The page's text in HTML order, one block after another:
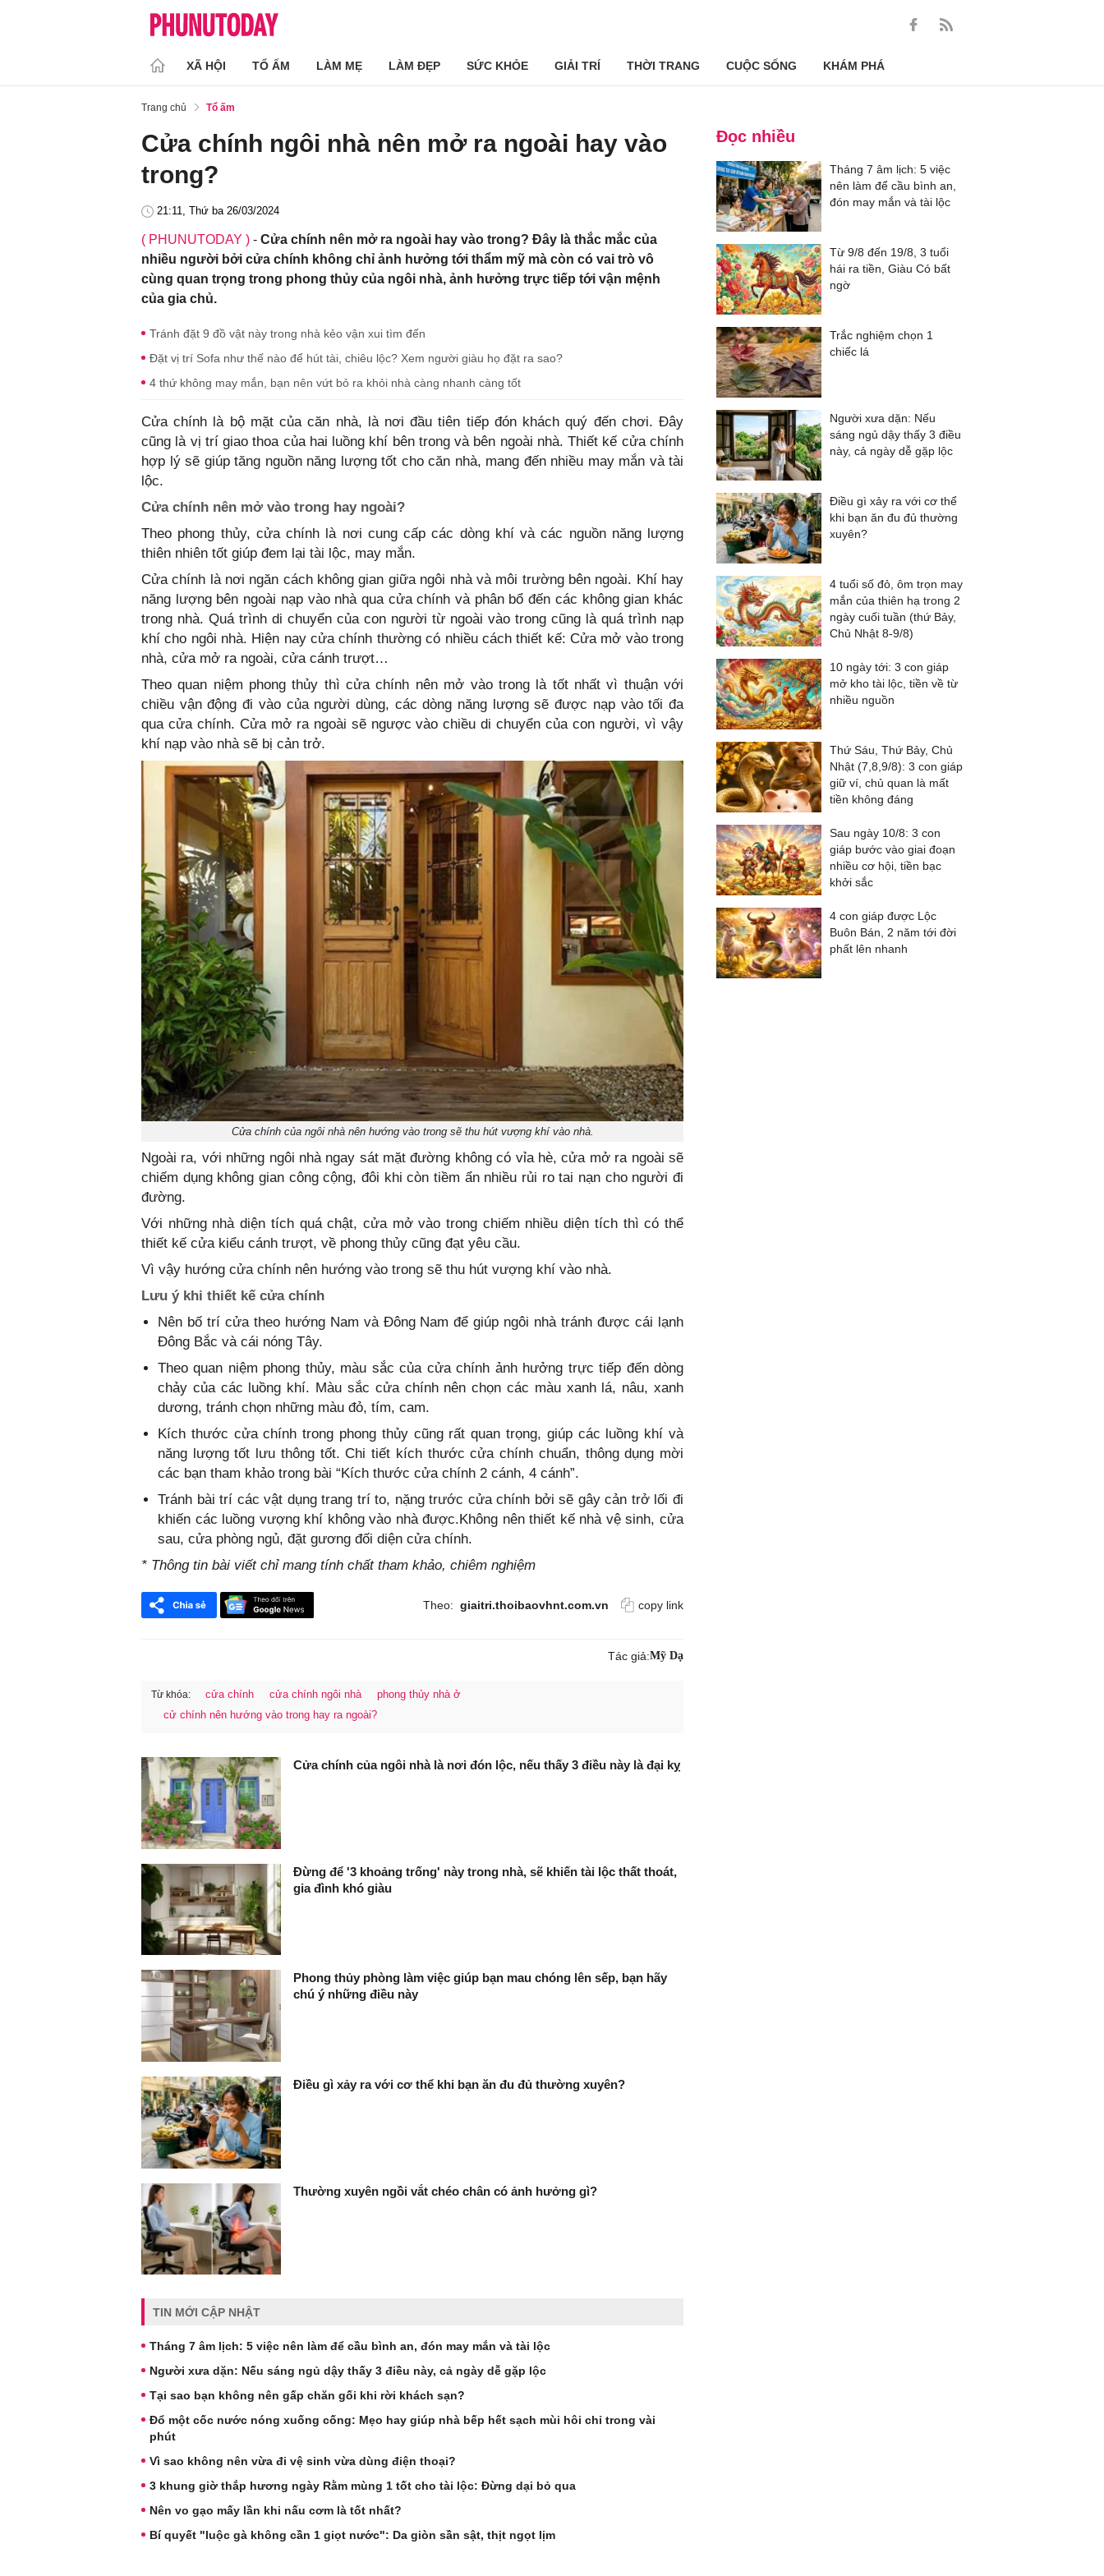
XÃ HỘI TỔ ẤM LÀM MẸ LÀM ĐẸP SỨC KHỎE GIẢI TRÍ THỜI TRANG CUỘC SỐNG KHÁM PHÁ
Trang chủ Tổ ấm
Cửa chính ngôi nhà nên mở ra ngoài hay vào
trong?
21:11, Thứ ba 26/03/2024
( PHUNUTODAY ) - Cửa chính nên mở ra ngoài hay vào trong? Đây là thắc mắc của
nhiều người bởi cửa chính không chỉ ảnh hưởng tới thẩm mỹ mà còn có vai trò vô
cùng quan trọng trong phong thủy của ngôi nhà, ảnh hưởng trực tiếp tới vận mệnh
của gia chủ.
Tránh đặt 9 đồ vật này trong nhà kẻo vận xui tìm đến
Đặt vị trí Sofa như thế nào để hút tài, chiêu lộc? Xem người giàu họ đặt ra sao?
4 thứ không may mắn, bạn nên vứt bỏ ra khỏi nhà càng nhanh càng tốt
Cửa chính là bộ mặt của căn nhà, là nơi đầu tiên tiếp đón khách quý đến chơi. Đây
cũng là vị trí giao thoa của hai luồng khí bên trong và bên ngoài nhà. Thiết kế cửa chính
hợp lý sẽ giúp tăng nguồn năng lượng tốt cho căn nhà, mang đến nhiều may mắn và tài
lộc.
Cửa chính nên mở vào trong hay ngoài?
Theo phong thủy, cửa chính là nơi cung cấp các dòng khí và các nguồn năng lượng
thiên nhiên tốt giúp đem lại tài lộc, may mắn.
Cửa chính là nơi ngăn cách không gian giữa ngôi nhà và môi trường bên ngoài. Khí hay
năng lượng bên ngoài nạp vào nhà qua cửa chính và phân bổ đến các không gian khác
trong nhà. Quá trình di chuyển của con người từ ngoài vào trong cũng là quá trình nạp
khí cho ngôi nhà. Hiện nay cửa chính thường có nhiều cách thiết kế: Cửa mở vào trong
nhà, cửa mở ra ngoài, cửa cánh trượt…
Theo quan niệm phong thủy thì cửa chính nên mở vào trong là tốt nhất vì thuận với
chiều vận động đi vào của người dùng, các dòng năng lượng sẽ được nạp vào tối đa
qua cửa chính. Cửa mở ra ngoài sẽ ngược vào chiều di chuyển của con người, vì vậy
khí nạp vào nhà sẽ bị cản trở.
Cửa chính của ngôi nhà nên hướng vào trong sẽ thu hút vượng khí vào nhà.
Ngoài ra, với những ngôi nhà ngay sát mặt đường không có vỉa hè, cửa mở ra ngoài sẽ
chiếm dụng không gian công cộng, đôi khi còn tiềm ẩn nhiều rủi ro tai nạn cho người đi
đường.
Với những nhà diện tích quá chật, cửa mở vào trong chiếm nhiều diện tích thì có thể
thiết kế cửa kiểu cánh trượt, về phong thủy cũng đạt yêu cầu.
Vì vậy hướng cửa chính nên hướng vào trong sẽ thu hút vượng khí vào nhà.
Lưu ý khi thiết kế cửa chính
Nên bố trí cửa theo hướng Nam và Đông Nam để giúp ngôi nhà tránh được cái lạnh
Đông Bắc và cái nóng Tây.
Theo quan niệm phong thủy, màu sắc của cửa chính ảnh hưởng trực tiếp đến dòng
chảy của các luồng khí. Màu sắc cửa chính nên chọn các màu xanh lá, nâu, xanh
dương, tránh chọn những màu đỏ, tím, cam.
Kích thước cửa chính trong phong thủy cũng rất quan trọng, giúp các luồng khí và
năng lượng tốt lưu thông tốt. Chi tiết kích thước cửa chính chuẩn, thông dụng mời
các bạn tham khảo trong bài “Kích thước cửa chính 2 cánh, 4 cánh”.
Tránh bài trí các vật dụng trang trí to, nặng trước cửa chính bởi sẽ gây cản trở lối đi
khiến các luồng vượng khí không vào nhà được.Không nên thiết kế nhà vệ sinh, cửa
sau, cửa phòng ngủ, đặt gương đối diện cửa chính.
* Thông tin bài viết chỉ mang tính chất tham khảo, chiêm nghiệm
FaceBook
Theo: giaitri.thoibaovhnt.com.vn copy link
Tác giả:Mỹ Dạ
Từ khóa: cửa chính cửa chính ngôi nhà
phong thủy nhà ở
cử chính nên hướng vào trong hay ra ngoài?
Cửa chính của ngôi nhà là nơi đón lộc, nếu thấy 3 điều này là đại kỵ
Đừng để '3 khoảng trống' này trong nhà, sẽ khiến tài lộc thất thoát,
gia đình khó giàu
Phong thủy phòng làm việc giúp bạn mau chóng lên sếp, bạn hãy
chú ý những điều này
Điều gì xảy ra với cơ thể khi bạn ăn đu đủ thường xuyên?
Thường xuyên ngồi vắt chéo chân có ảnh hưởng gì?
TIN MỚI CẬP NHẬT
Tháng 7 âm lịch: 5 việc nên làm để cầu bình an, đón may mắn và tài lộc
Người xưa dặn: Nếu sáng ngủ dậy thấy 3 điều này, cả ngày dễ gặp lộc
Tại sao bạn không nên gấp chăn gối khi rời khách sạn?
Đổ một cốc nước nóng xuống cống: Mẹo hay giúp nhà bếp hết sạch mùi hôi chỉ trong vài
phút
Vì sao không nên vừa đi vệ sinh vừa dùng điện thoại?
3 khung giờ thắp hương ngày Rằm mùng 1 tốt cho tài lộc: Đừng dại bỏ qua
Nên vo gạo mấy lần khi nấu cơm là tốt nhất?
Bí quyết "luộc gà không cần 1 giọt nước": Da giòn sần sật, thịt ngọt lịm
Đọc nhiều
Tháng 7 âm lịch: 5 việc
nên làm để cầu bình an,
đón may mắn và tài lộc
Từ 9/8 đến 19/8, 3 tuổi
hái ra tiền, Giàu Có bất
ngờ
Trắc nghiệm chọn 1
chiếc lá
Người xưa dặn: Nếu
sáng ngủ dậy thấy 3 điều
này, cả ngày dễ gặp lộc
Điều gì xảy ra với cơ thể
khi bạn ăn đu đủ thường
xuyên?
4 tuổi số đỏ, ôm trọn may
mắn của thiên hạ trong 2
ngày cuối tuần (thứ Bảy,
Chủ Nhật 8-9/8)
10 ngày tới: 3 con giáp
mở kho tài lộc, tiền về từ
nhiều nguồn
Thứ Sáu, Thứ Bảy, Chủ
Nhật (7,8,9/8): 3 con giáp
giữ ví, chủ quan là mất
tiền không đáng
Sau ngày 10/8: 3 con
giáp bước vào giai đoạn
nhiều cơ hội, tiền bạc
khởi sắc
4 con giáp được Lộc
Buôn Bán, 2 năm tới đời
phất lên nhanh